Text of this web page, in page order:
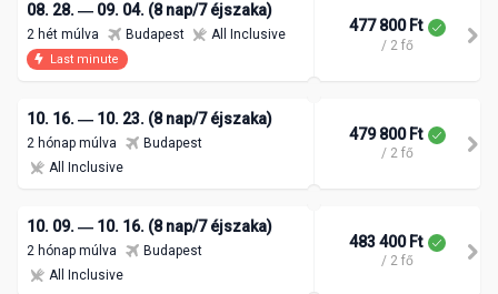
08. 28. ― 09. 04. (8 nap/7 éjszaka)
2 hét múlva Budapest All Inclusive
Last minute
477 800 Ft
/ 2 fő
10. 16. ― 10. 23. (8 nap/7 éjszaka)
2 hónap múlva
Budapest
All Inclusive
479 800 Ft
/ 2 fő
10. 09. ― 10. 16. (8 nap/7 éjszaka)
2 hónap múlva
Budapest
All Inclusive
483 400 Ft
/ 2 fő